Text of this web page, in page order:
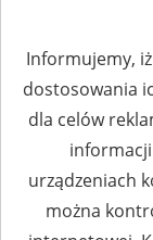
Informujemy,
dostosowania
dla celów
urządzeniach
można